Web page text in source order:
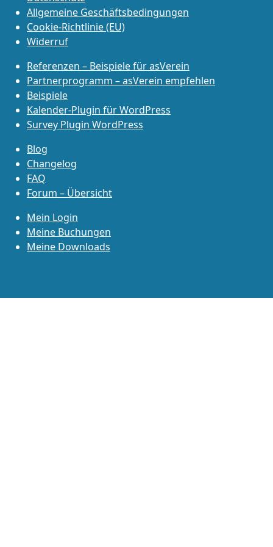
Allgemeine Geschäftsbedingungen
Cookie-Richtlinie (EU)
Widerruf
Referenzen – Beispiele für asVerein
Partnerprogramm – asVerein empfehlen
Beispiele
Kalender-Plugin für WordPress
Survey Plugin WordPress
Blog
Changelog
FAQ
Forum – Übersicht
Mein Login
Meine Buchungen
Meine Downloads